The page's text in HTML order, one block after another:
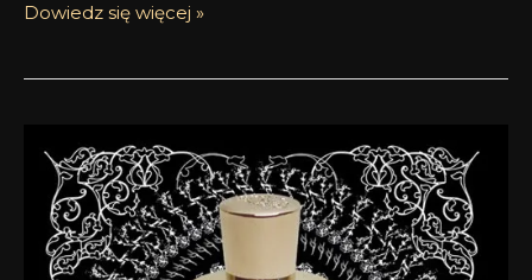
Dowiedz się więcej »
Has
Gun
Midnight